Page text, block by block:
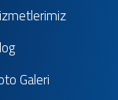
Galeri